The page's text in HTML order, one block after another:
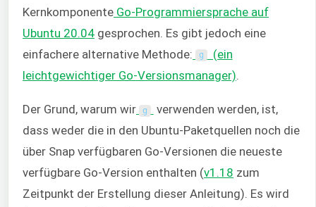
Kernkomponente Go-Programmiersprache auf
Ubuntu 20.04 gesprochen. Es gibt jedoch eine
einfachere alternative Methode:
g (ein
leichtgewichtiger Go-Versionsmanager)
Der Grund, warum wir g
verwenden werden, ist,
dass weder die in den Ubuntu-Paketquellen noch die
über Snap verfügbaren Go-Versionen die neueste
verfügbare Go-Version enthalten (v1.18 zum
Zeitpunkt der Erstellung dieser Anleitung). Es wird